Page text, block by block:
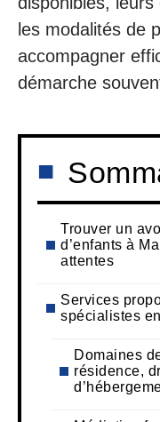
les modalités de
accompagner
démarche
Trouver un
d’enfants à
attentes
Services
spécialistes
Domaines
résidence,